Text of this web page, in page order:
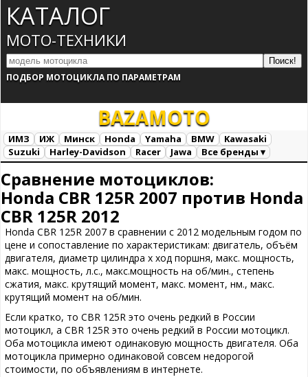
КАТАЛОГ
МОТО-ТЕХНИКИ
ПОДБОР МОТОЦИКЛА ПО ПАРАМЕТРАМ
BAZAMOTO
ИМЗ ИЖ Минск Honda Yamaha BMW
Kawasaki
Suzuki
Harley-Davidson Racer Jawa
Все бренды ▾
Сравнение мотоциклов:
Honda CBR 125R 2007 против Honda
CBR 125R 2012
Honda CBR 125R 2007 в сравнении с 2012 модельным годом по
цене и сопоставление по характеристикам: двигатель, объём
двигателя, диаметр цилиндра х ход поршня, макс. мощность,
макс. мощность, л.с., макс.мощность на об/мин., степень
сжатия, макс. крутящий момент, макс. момент, нм., макс.
крутящий момент на об/мин.
Если кратко, то CBR 125R это очень редкий в России
мотоцикл, а CBR 125R это очень редкий в России мотоцикл.
Оба мотоцикла имеют одинаковую мощность двигателя. Оба
мотоцикла примерно одинаковой совсем недорогой
стоимости, по объявлениям в интернете.